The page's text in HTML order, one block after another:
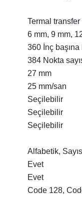
Termal transfer
6 mm, 9 mm,
360 İnç başına
384 Nokta
27 mm
25 mm/san
Seçilebilir
Seçilebilir
Seçilebilir
Alfabetik,
Evet
Evet
Code 128,